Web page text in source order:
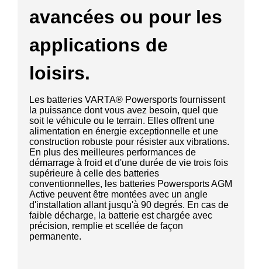
avancées ou pour les
applications de
loisirs.
Les batteries VARTA® Powersports fournissent
la puissance dont vous avez besoin, quel que
soit le véhicule ou le terrain. Elles offrent une
alimentation en énergie exceptionnelle et une
construction robuste pour résister aux vibrations.
En plus des meilleures performances de
démarrage à froid et d'une durée de vie trois fois
supérieure à celle des batteries
conventionnelles, les batteries Powersports AGM
Active peuvent être montées avec un angle
d'installation allant jusqu'à 90 degrés. En cas de
faible décharge, la batterie est chargée avec
précision, remplie et scellée de façon
permanente.